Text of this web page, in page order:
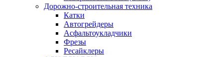
Дорожно-строительная техника
Катки
Автогрейдеры
Асфальтоукладчики
Фрезы
Ресайклеры